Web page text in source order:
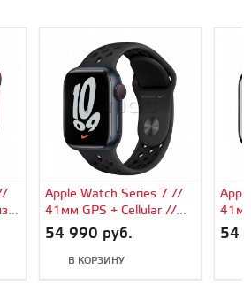
Apple Watch Series 7 //
41мм GPS + Cellular //
Корпус из алюминия
цвета «тёмная ночь»,
спортивный ремешок
Nike цвета
54 990 руб.
В КОРЗИНУ
54